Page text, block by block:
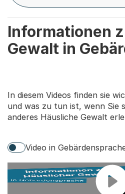
Informationen
Gewalt in
In diesem Videos finden sie
und was zu tun ist, wenn Sie
anderes Häusliche Gewalt
Video in